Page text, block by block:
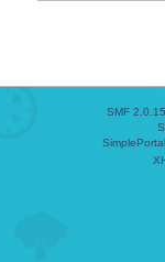
SMF 2.0.15